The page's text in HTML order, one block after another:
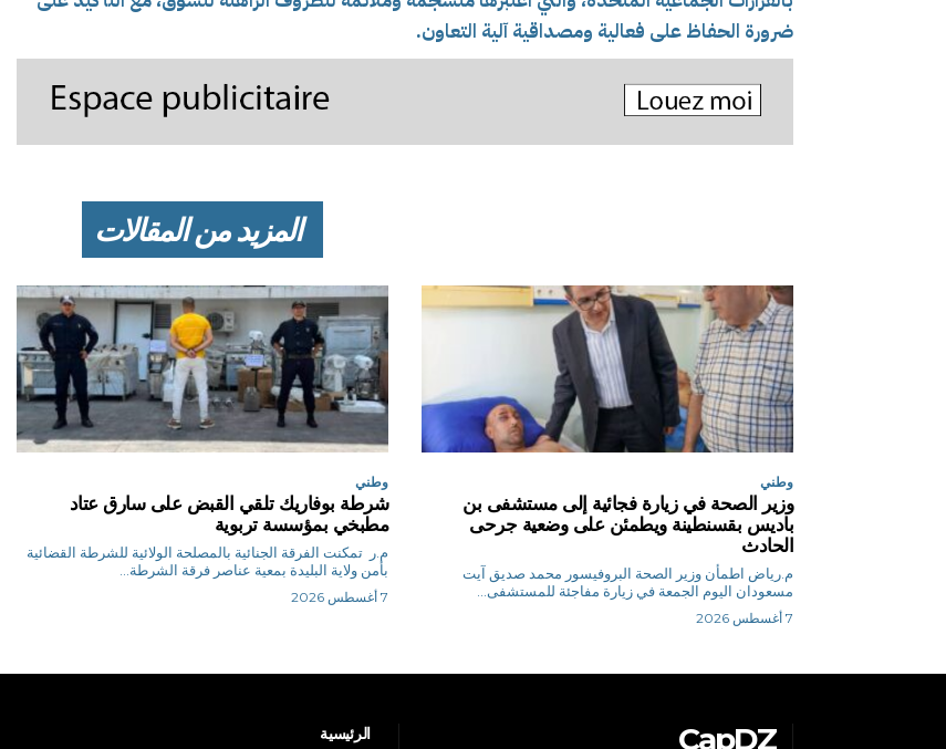
ضرورة الحفاظ على فعالية ومصداقية آلية التعاون.
المزيد من المقالات
وطني
وزير الصحة في زيارة فجائية إلى مستشفى بن
باديس بقسنطينة ويطمئن على وضعية جرحى
الحادث
م.رياض اطمأن وزير الصحة البروفيسور محمد صديق آيت
مسعودان اليوم الجمعة في زيارة مفاجئة للمستشفى...
7 أغسطس 2026
وطني
شرطة بوفاريك تلقي القبض على سارق عتاد
مطبخي بمؤسسة تربوية
م.ر تمكنت الفرقة الجنائية بالمصلحة الولائية للشرطة القضائية
بأمن ولاية البليدة بمعية عناصر فرقة الشرطة...
7 أغسطس 2026
CapDZ الرئيسية